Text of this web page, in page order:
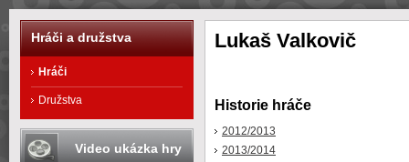
Lukaš Valkovič
Historie hráče
2012/2013
2013/2014
Hráči a družstva
Hráči
Družstva
Video ukázka hry